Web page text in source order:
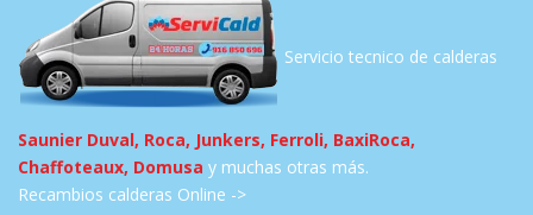
Servicio tecnico de calderas
Saunier Duval, Roca, Junkers, Ferroli, BaxiRoca,
Chaffoteaux, Domusa y muchas otras más.
Recambios calderas Online ->